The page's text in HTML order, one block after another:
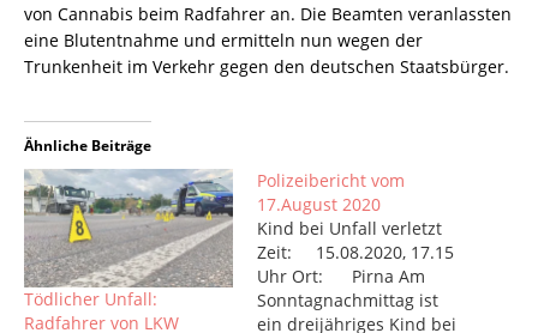
von Cannabis beim Radfahrer an. Die Beamten veranlassten
eine Blutentnahme und ermitteln nun wegen der
Trunkenheit im Verkehr gegen den deutschen Staatsbürger.
Ähnliche Beiträge
Tödlicher Unfall:
Radfahrer von LKW
Polizeibericht vom
17.August 2020
Kind bei Unfall verletzt
Zeit: 15.08.2020, 17.15
Uhr Ort: Pirna Am
Sonntagnachmittag ist
ein dreijähriges Kind bei